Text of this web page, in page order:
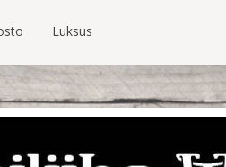
Luksus